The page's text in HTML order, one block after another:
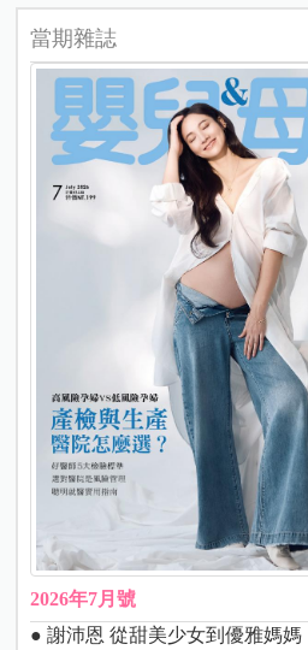
當期雜誌
2026年7月號
● 謝沛恩 從甜美少女到優雅媽媽